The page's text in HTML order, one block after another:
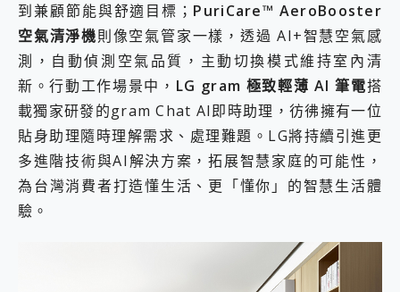
到兼顧節能與舒適目標； PuriCare™ AeroBooster
空氣清淨機則像空氣管家一樣，透過 AI+智慧空氣感
測，自動偵測空氣品質，主動切換模式維持室內清
新。行動工作場景中， LG gram 極致輕薄 AI 筆電搭
載獨家研發的gram Chat AI即時助理，彷彿擁有一位
貼身助理隨時理解需求、處理難題。LG將持續引進更
多進階技術與AI解決方案，拓展智慧家庭的可能性，
為台灣消費者打造懂生活、更「懂你」的智慧生活體
驗。